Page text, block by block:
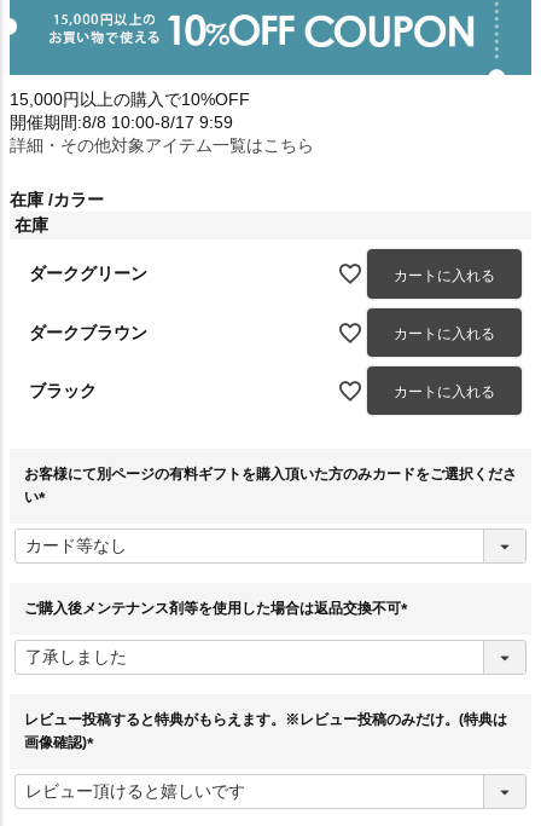
15,000円以上の購入で10%OFF
開催期間:8/8 10:00-8/17 9:59
詳細・その他対象アイテム一覧はこちら
在庫 カラー
在庫
ダークグリーン カートに入れる
ダークブラウン カートに入れる
ブラック カートに入れる
お客様にて別ページの有料ギフトを購入頂いた方のみカードをご選択くださ
い
必
須
ご購入後メンテナンス剤等を使用した場合は返品交換不可
須
レビュー投稿すると特典がもらえます。※レビュー投稿のみだけ。(特典は
画像確認)
必
須